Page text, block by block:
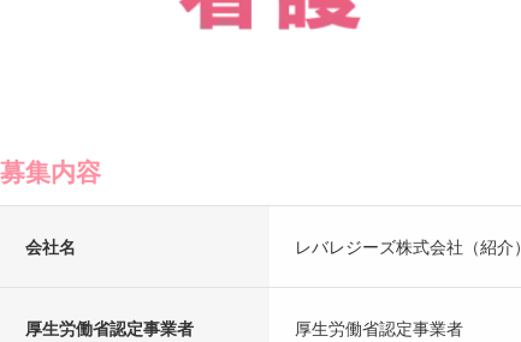
募集内容
会社名 レバレジーズ株式会社（紹介）
厚生労働省認定事業者 厚生労働省認定事業者